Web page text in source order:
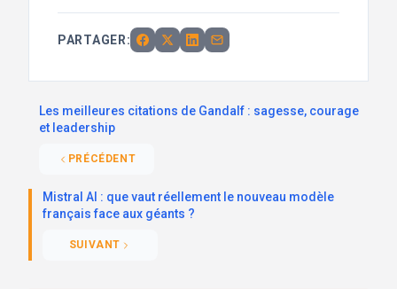
PARTAGER:
Les meilleures citations de Gandalf : sagesse, courage
et leadership
PRÉCÉDENT
Mistral AI : que vaut réellement le nouveau modèle
français face aux géants ?
SUIVANT